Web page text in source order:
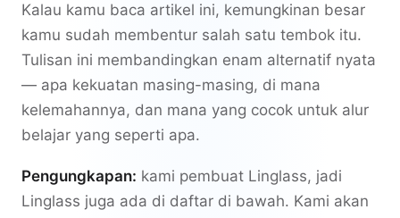
Kalau kamu baca artikel ini, kemungkinan besar
kamu sudah membentur salah satu tembok itu.
Tulisan ini membandingkan enam alternatif nyata
— apa kekuatan masing-masing, di mana
kelemahannya, dan mana yang cocok untuk alur
belajar yang seperti apa.
Pengungkapan: kami pembuat Linglass, jadi
Linglass juga ada di daftar di bawah. Kami akan